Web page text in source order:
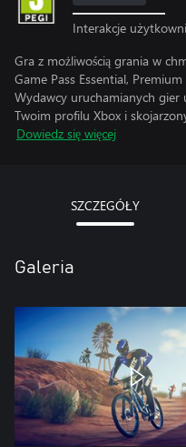
Interakcje
Gra z możliwością grania w
Game Pass Essential,
Wydawcy uruchamianych
Twoim profilu Xbox i
Dowiedz się więcej
SZCZEGÓŁY
Galeria